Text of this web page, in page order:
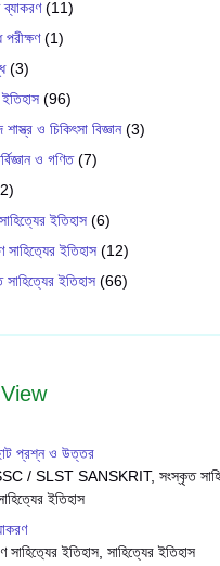
ব্যাকরণ(11)
পরীক্ষণ(1)
(3)
(96)
শাস্ত্র ও চিকিৎসা বিজ্ঞান(3)
ও গণিত(7)
ইতিহাস (6)
সাহিত‍্যের ইতিহাস (12)
ইতিহাস (66)
প্রশ্ন ও উত্তর
/ SLST SANSKRIT, সংস্কৃত
ইতিহাস
সাহিত‍্যের ইতিহাস, সাহিত্যের ইতিহাস